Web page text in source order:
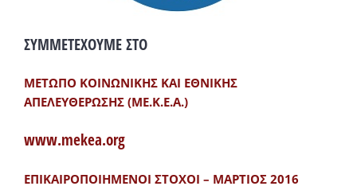
ΣΥΜΜΕΤΕΧΟΥΜΕ ΣΤΟ
ΜΕΤΩΠΟ ΚΟΙΝΩΝΙΚΗΣ ΚΑΙ ΕΘΝΙΚΗΣ
ΑΠΕΛΕΥΘΕΡΩΣΗΣ (ΜΕ.Κ.Ε.Α.)
www.mekea.org
ΕΠΙΚΑΙΡΟΠΟΙΗΜΕΝΟΙ ΣΤΟΧΟΙ – ΜΑΡΤΙΟΣ 2016